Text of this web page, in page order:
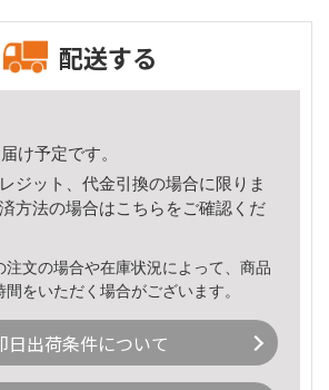
配送する
け予定です。
ジット、代金引換の場合に限りま
方法の場合はこちら をご確認くだ
文の場合や在庫状況によって、商品
をいただく場合がございます。
日出荷条件について